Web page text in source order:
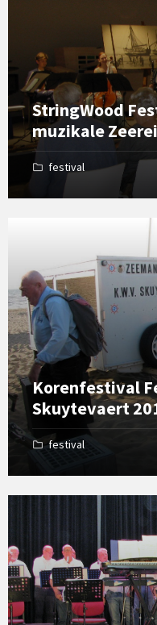
StringWood
muzikale
festival
Korenfestival
Skuytevaert
festival